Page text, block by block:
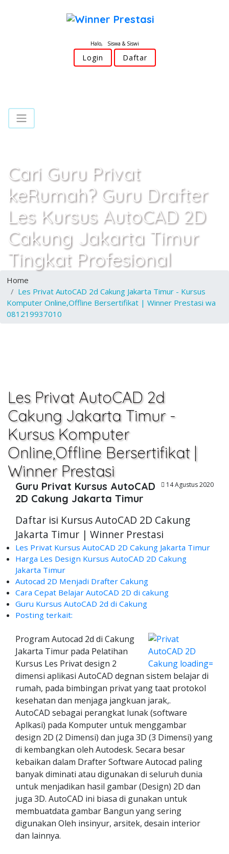
Halo, Siswa & Siswi
Login Daftar
Cari Guru Privat
keRumah? Guru Drafter
Les Kursus AutoCAD 2D
Cakung Jakarta Timur
Tingkat Profesional
Home
Les Privat AutoCAD 2d Cakung Jakarta Timur - Kursus
Komputer Online,Offline Bersertifikat | Winner Prestasi wa
081219937010
Les Privat AutoCAD 2d
Cakung Jakarta Timur -
Kursus Komputer
Online,Offline Bersertifikat |
Winner Prestasi
14 Agustus 2020
Guru Privat Kursus AutoCAD
2D Cakung Jakarta Timur
Daftar isi Kursus AutoCAD 2D Cakung
Jakarta Timur | Winner Prestasi
Les Privat Kursus AutoCAD 2D Cakung Jakarta Timur
Harga Les Design Kursus AutoCAD 2D Cakung
Jakarta Timur
Autocad 2D Menjadi Drafter Cakung
Cara Cepat Belajar AutoCAD 2D di cakung
Guru Kursus AutoCAD 2d di Cakung
Posting terkait:
Program Autocad 2d di Cakung
Jakarta Timur pada Pelatihan
Kursus Les Privat design 2
dimensi aplikasi AutoCAD degnan sistem belajar di
rumah, pada bimbingan privat yang taat protokol
kesehatan dan menjaga jangkuan jarak,.
AutoCAD sebagai perangkat lunak (software
Aplkasi) pada Komputer untuk menggambar
design 2D (2 Dimensi) dan juga 3D (3 Dimensi) yang
di kembangkan oleh Autodesk. Secara besar
kebaikan dalam Drafter Software Autocad paling
banyak diminati atau digunakan di seluruh dunia
untuk menjadikan hasil gambar (Design) 2D dan
juga 3D. AutoCAD ini biasa di gunakan untuk
membuatdata gambar Bangun yang sering
digunakan Oleh insinyur, arsitek, desain interior
dan lainnya.